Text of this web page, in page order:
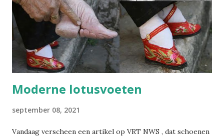
die ik publiceer over welzijn, preventie en
arbeidsgezondheid. De reden? Er verschijnt zoveel
informatie, wetswijzigingen en opinies dat het soms
moeilijk is om het overzicht te bewaren. Met deze
nieuwsbrief wil ik alles bundelen en gestructureerd ...
Moderne lotusvoeten
september 08, 2021
Vandaag verscheen een artikel op VRT NWS , dat schoenen